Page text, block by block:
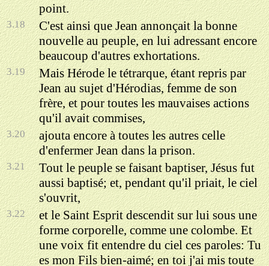
point.
3.18
C'est ainsi que Jean annonçait la bonne
nouvelle au peuple, en lui adressant encore
beaucoup d'autres exhortations.
3.19
Mais Hérode le tétrarque, étant repris par
Jean au sujet d'Hérodias, femme de son
frère, et pour toutes les mauvaises actions
qu'il avait commises,
3.20
ajouta encore à toutes les autres celle
d'enfermer Jean dans la prison.
3.21
Tout le peuple se faisant baptiser, Jésus fut
aussi baptisé; et, pendant qu'il priait, le ciel
s'ouvrit,
3.22
et le Saint Esprit descendit sur lui sous une
forme corporelle, comme une colombe. Et
une voix fit entendre du ciel ces paroles: Tu
es mon Fils bien-aimé; en toi j'ai mis toute